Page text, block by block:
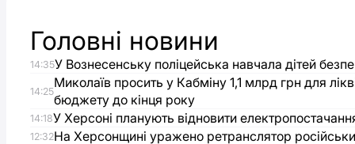
Магнітна
буря
очікується
Головні новини
14:35У Вознесенську поліцейська навчала дітей
14:25
Миколаїв просить у Кабміну 1,1 млрд грн для
бюджету до кінця року
14:18У Херсоні планують відновити
12:32На Херсонщині уражено ретранслятор